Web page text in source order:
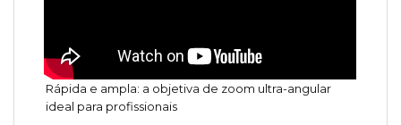
Rápida e ampla: a objetiva de zoom ultra-angular
ideal para profissionais